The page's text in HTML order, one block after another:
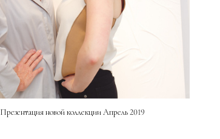
Презентация новой коллекции Апрель 2019